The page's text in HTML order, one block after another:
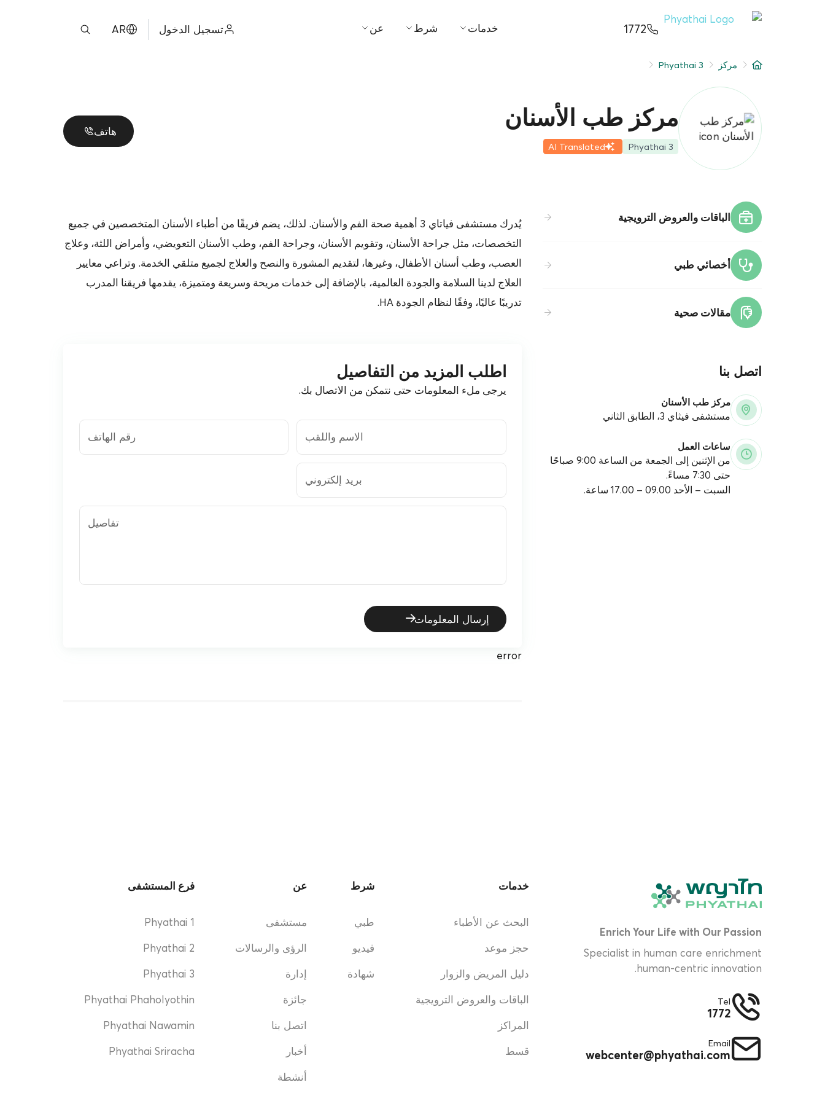
1772 خدمات
دليل المريض والزوار
الباقات والعروض الترويجية
قسط
شرط
شهادة
عن
أخبار
أنشطة
تسجيل الدخول AR
ไทย
فرع المستشفى
مركز Phyathai 3
مركز طب الأسنان
Phyathai 3
AI Translated
هاتف.
الباقات والعروض الترويجية
أخصائي طبي
مقالات صحية
اتصل بنا
مركز طب الأسنان
مستشفى فيثاي 3، الطابق الثاني
ساعات العمل
من الإثنين إلى الجمعة من الساعة 9:00 صباحًا
حتى 7:30 مساءً.
السبت – الأحد 09.00 – 17.00 ساعة.
يُدرك مستشفى فياتاي 3 أهمية صحة الفم والأسنان. لذلك، يضم فريقًا من أطباء الأسنان المتخصصين في جميع
التخصصات، مثل جراحة الأسنان، وتقويم الأسنان، وجراحة الفم، وطب الأسنان التعويضي، وأمراض اللثة، وعلاج
العصب، وطب أسنان الأطفال، وغيرها، لتقديم المشورة والنصح والعلاج لجميع متلقي الخدمة. وتراعي معايير
العلاج لدينا السلامة والجودة العالمية، بالإضافة إلى خدمات مريحة وسريعة ومتميزة، يقدمها فريقنا المدرب
تدريبًا عاليًا، وفقًا لنظام الجودة HA.
اطلب المزيد من التفاصيل
يرجى ملء المعلومات حتى نتمكن من الاتصال بك.
الاسم واللقب رقم الهاتف
بريد إلكتروني
تفاصيل
إرسال المعلومات
error
Enrich Your Life with Our Passion
Specialist in human care enrichment
human-centric innovation.
Tel
1772
Email
webcenter@phyathai.com
خدمات
البحث عن الأطباء
حجز موعد
دليل المريض والزوار
الباقات والعروض الترويجية
المراكز
قسط
شرط
طبي
فيديو
شهادة
عن
مستشفى
الرؤى والرسالات
إدارة
جائزة
اتصل بنا
أخبار
أنشطة
فرع المستشفى
Phyathai 1
Phyathai 2
Phyathai 3
Phyathai Phaholyothin
Phyathai Nawamin
Phyathai Sriracha